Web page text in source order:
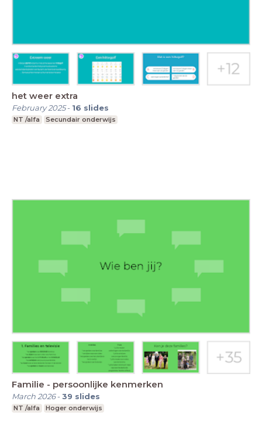
het weer extra
February 2025- 16 slides
NT /alfa Secundair onderwijs
Familie - persoonlijke kenmerken
March 2026-39 slides
NT /alfa Hoger onderwijs